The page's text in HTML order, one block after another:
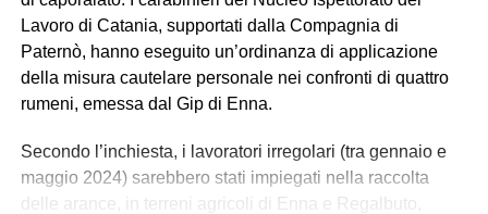
Lavoro di Catania, supportati dalla Compagnia di
Paternò, hanno eseguito un’ordinanza di applicazione
della misura cautelare personale nei confronti di quattro
rumeni, emessa dal Gip di Enna.
Secondo l’inchiesta, i lavoratori irregolari (tra gennaio e
maggio 2024) sarebbero stati impiegati nella raccolta
delle arance, in terreni agricoli di Enna e Regalbuto,